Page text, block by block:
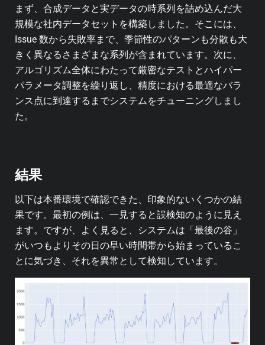
まず、合成データと実データの時系列を詰め込んだ大
規模な社内データセットを構築しました。そこには、
Issue 数から失敗率まで、季節性のパターンも分散も大
きく異なるさまざまな系列が含まれています。次に、
アルゴリズム全体にわたって厳密なテストとハイパー
パラメータ調整を繰り返し、精度における最適なバラ
ンス点に到達するまでシステムをチューニングしまし
た。
結果
以下は本番環境で確認できた、印象的ないくつかの結
果です。最初の例は、一見すると誤検知のように見え
ます。ですが、よく見ると、システムは「最後の谷」
がいつもよりその日の早い時間帯から始まっているこ
とに気づき、それを異常として検知しています。